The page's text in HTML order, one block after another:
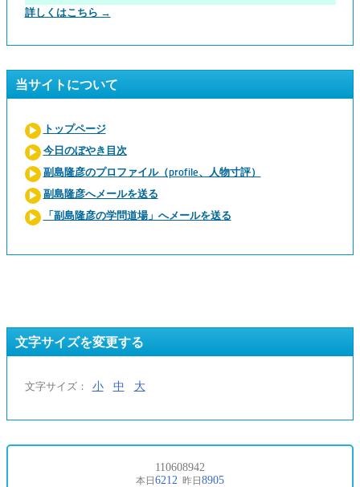
詳しくはこちら →
当サイトについて
トップページ
今日のぼやき目次
副島隆彦のプロファイル（profile、人物寸評）
副島隆彦へメールを送る
「副島隆彦の学問道場」へメールを送る
文字サイズを変更する
文字サイズ： 小 中 大